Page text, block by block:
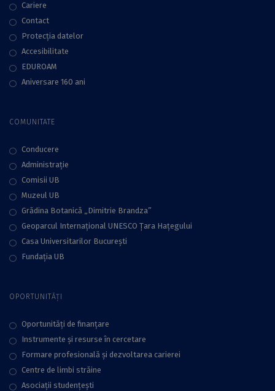
Cariere
Contact
Protecţia datelor
Accesibilitate
EDUROAM
Aniversare 160 ani
COMUNITATE
Conducere
Administraţie
Comisii UB
Muzeul UB
Grădina Botanică „Dimitrie Brandza”
Geoparcul Internațional UNESCO Țara Hațegului
Casa Universitarilor București
Fundaţia UB
OPORTUNITĂȚI
Oportunități de finanțare
Instrumente și resurse în cercetare
Formare profesională și dezvoltarea carierei
Centre de limbi străine
Asociații studențești